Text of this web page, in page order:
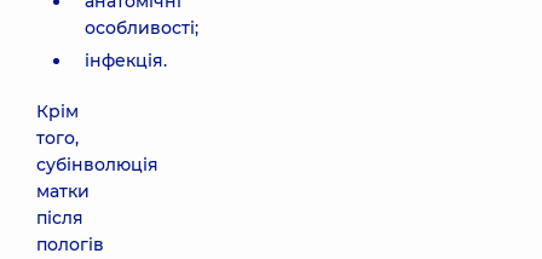
особливості;
інфекція.
Крім
того,
субінволюція
матки
після
пологів